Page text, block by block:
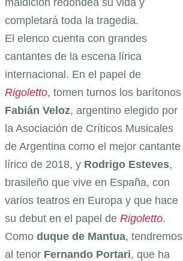
completará toda la tragedia.
El elenco cuenta con grandes
cantantes de la escena lírica
internacional. En el papel de
Rigoletto, tomen turnos los barítonos
Fabián Veloz, argentino elegido por
la Asociación de Críticos Musicales
de Argentina como el mejor cantante
lírico de 2018, y Rodrigo Esteves,
brasileño que vive en España, con
varios teatros en Europa y que hace
su debut en el papel de Rigoletto.
Como duque de Mantua, tendremos
al tenor Fernando Portari, que ha